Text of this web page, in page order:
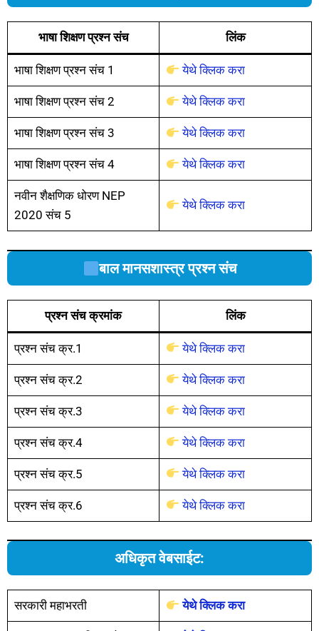
भाषा शिक्षण प्रश्न संच लिंक
भाषा शिक्षण प्रश्न संच 1 येथे क्लिक करा
भाषा शिक्षण प्रश्न संच 2 येथे क्लिक करा
भाषा शिक्षण प्रश्न संच 3 येथे क्लिक करा
भाषा शिक्षण प्रश्न संच 4 येथे क्लिक करा
नवीन शैक्षणिक धोरण NEP
2020 संच 5
येथे क्लिक करा
बाल मानसशास्त्र प्रश्न संच
प्रश्न संच क्रमांक लिंक
प्रश्न संच क्र.1 येथे क्लिक करा
प्रश्न संच क्र.2 येथे क्लिक करा
प्रश्न संच क्र.3 येथे क्लिक करा
प्रश्न संच क्र.4 येथे क्लिक करा
प्रश्न संच क्र.5 येथे क्लिक करा
प्रश्न संच क्र.6 येथे क्लिक करा
अधिकृत वेबसाईट:
सरकारी महाभरती येथे क्लिक करा